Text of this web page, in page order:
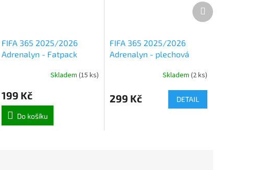
FIFA 365 2025/2026
Adrenalyn - Fatpack
Skladem(15 ks)
199 Kč
Do košíku
FIFA 365 2025/2026
Adrenalyn - plechová
Skladem (2 ks)
299 Kč DETAIL
Další
produkt